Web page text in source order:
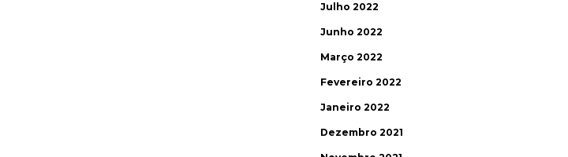
Julho 2022
Junho 2022
Março 2022
Fevereiro 2022
Janeiro 2022
Dezembro 2021